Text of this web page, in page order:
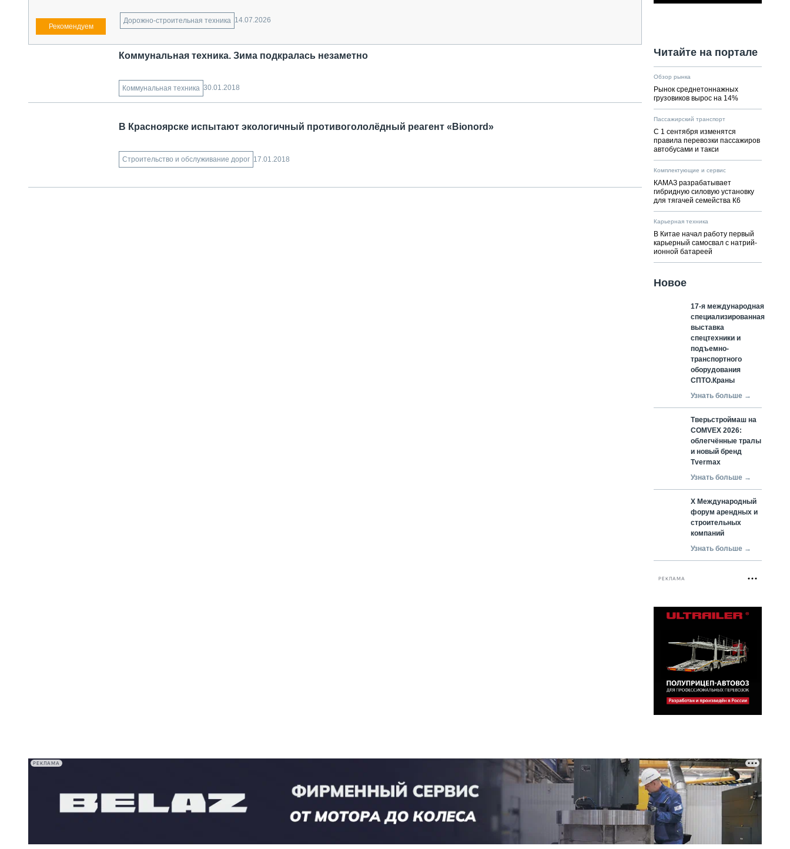
Дорожно-строительная техника 14.07.2026
Коммунальная техника. Зима подкралась незаметно
Коммунальная техника 30.01.2018
В Красноярске испытают экологичный противогололёдный реагент «Bionord»
Строительство и обслуживание дорог 17.01.2018
Читайте на портале
Обзор рынка
Рынок среднетоннажных
грузовиков вырос на 14%
Пассажирский транспорт
С 1 сентября изменятся
правила перевозки пассажиров
автобусами и такси
Комплектующие и сервис
КАМАЗ разрабатывает
гибридную силовую установку
для тягачей семейства К6
Карьерная техника
В Китае начал работу первый
карьерный самосвал с натрий-
ионной батареей
Новое
17-я международная
специализированная
выставка
спецтехники и
подъемно-
транспортного
оборудования
СПТО.Краны
Узнать больше →
Тверьстроймаш на
COMVEX 2026:
облегчённые тралы
и новый бренд
Tvermax
Узнать больше →
X Международный
форум арендных и
строительных
компаний
Узнать больше →
РЕКЛАМА
РЕКЛАМА